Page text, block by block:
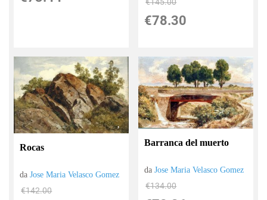
€145.00
€78.30
Rocas
daJose Maria Velasco Gomez
€142.00
Barranca del muerto
daJose Maria Velasco Gomez
€134.00